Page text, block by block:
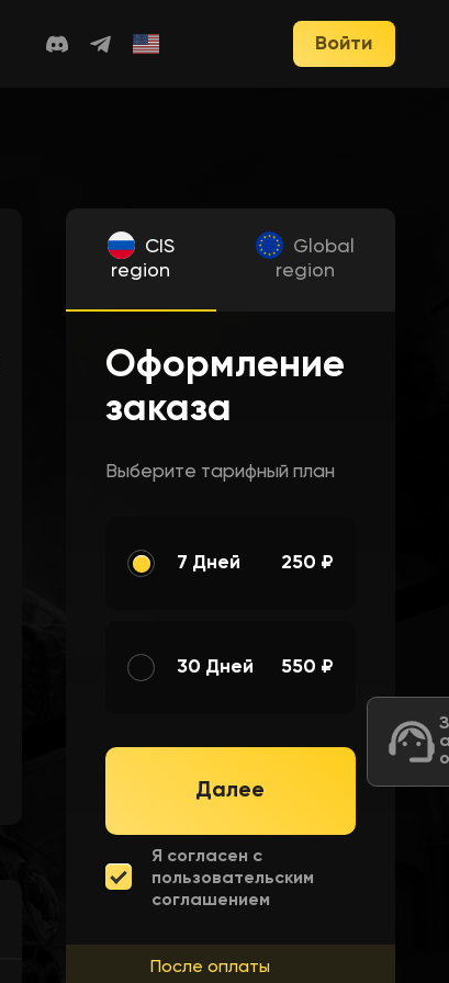
Войти
CIS
region
Global
region
Оформление
заказа
Выберите тарифный план
7 Дней 250 ₽
30 Дней 550 ₽
Далее
Я согласен с
пользовательским
соглашением
После оплаты